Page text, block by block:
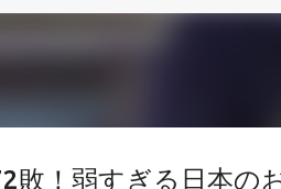
敗！弱すぎる日本の